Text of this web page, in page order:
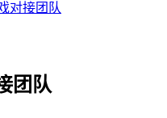
对接团队
团队